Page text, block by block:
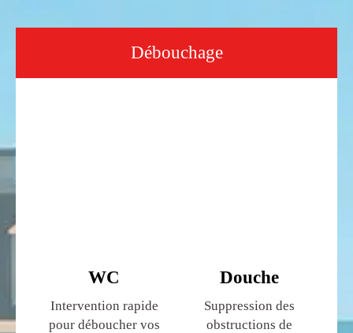
Débouchage
WC
Intervention rapide
pour déboucher vos
Douche
Suppression des
obstructions de